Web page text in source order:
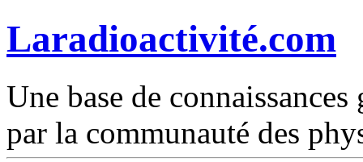
Laradioactivité.com
Une base de
par la communauté des